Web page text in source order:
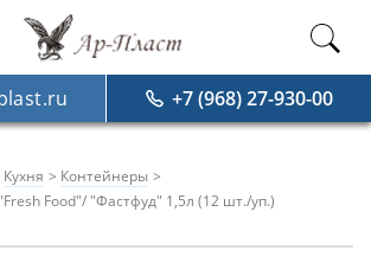
+7 (968) 27-930-00
Кухня
Контейнеры
Food"/ "Фастфуд" 1,5л (12 шт./уп.)